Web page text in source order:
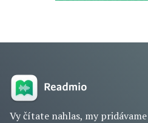
Vy čítate nahlas, my pridávame